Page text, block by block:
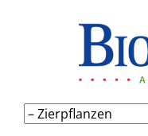
Navigation
überspringen